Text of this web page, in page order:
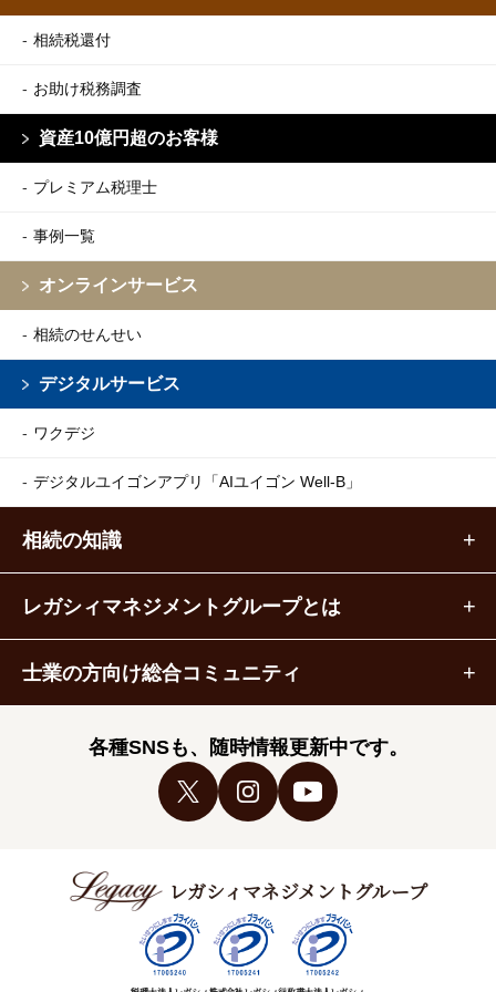
相続税還付
お助け税務調査
資産10億円超のお客様
プレミアム税理士
事例一覧
オンラインサービス
相続のせんせい
デジタルサービス
ワクデジ
デジタルユイゴンアプリ 「AIユイゴン Well-B」
相続の知識
レガシィマネジメントグループとは
士業の方向け総合コミュニティ
各種SNSも、随時情報更新中です。
レガシィマネジメントグループ